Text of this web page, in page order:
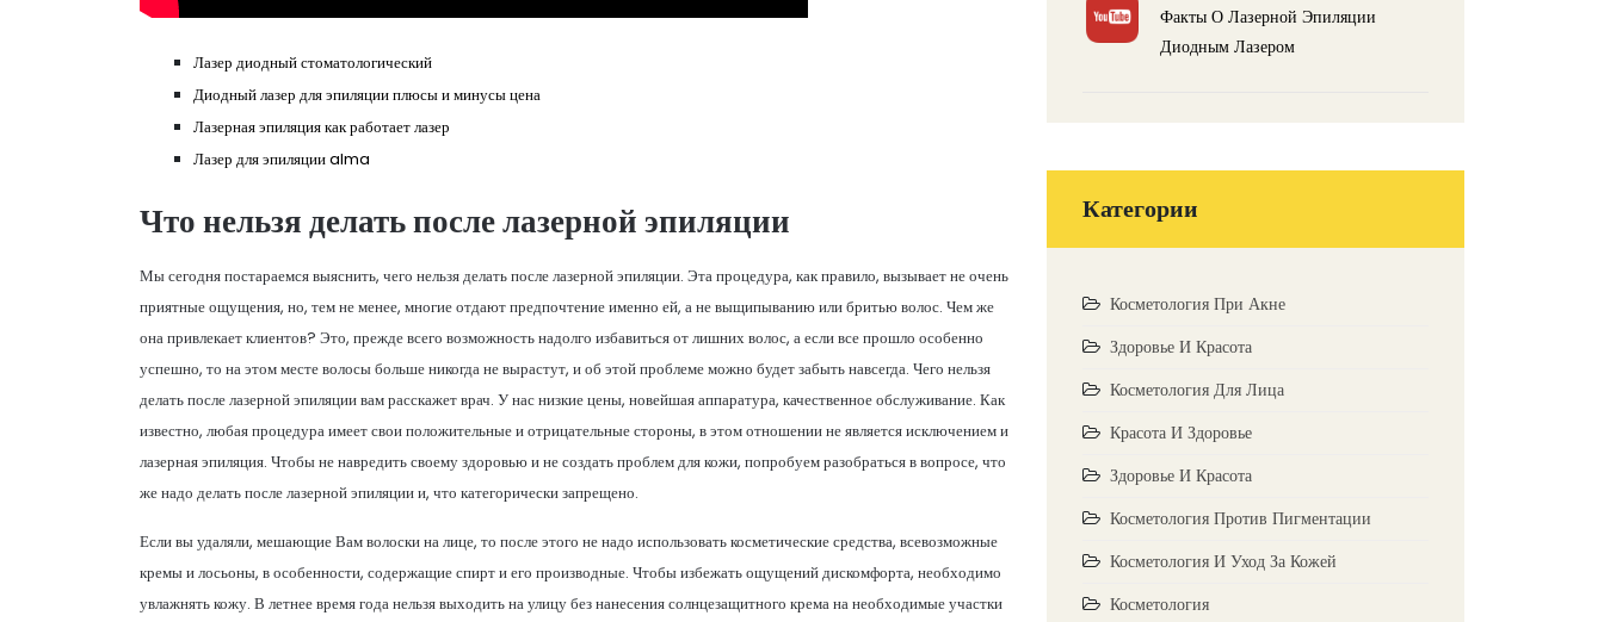
Лазер диодный стоматологический
Диодный лазер для эпиляции плюсы и минусы цена
Лазерная эпиляция как работает лазер
Лазер для эпиляции alma
Что нельзя делать после лазерной эпиляции
Мы сегодня постараемся выяснить, чего нельзя делать после лазерной эпиляции. Эта процедура, как правило, вызывает не очень
приятные ощущения, но, тем не менее, многие отдают предпочтение именно ей, а не выщипыванию или бритью волос. Чем же
она привлекает клиентов? Это, прежде всего возможность надолго избавиться от лишних волос, а если все прошло особенно
успешно, то на этом месте волосы больше никогда не вырастут, и об этой проблеме можно будет забыть навсегда. Чего нельзя
делать после лазерной эпиляции вам расскажет врач. У нас низкие цены, новейшая аппаратура, качественное обслуживание. Как
известно, любая процедура имеет свои положительные и отрицательные стороны, в этом отношении не является исключением и
лазерная эпиляция. Чтобы не навредить своему здоровью и не создать проблем для кожи, попробуем разобраться в вопросе, что
же надо делать после лазерной эпиляции и, что категорически запрещено.
Если вы удаляли, мешающие Вам волоски на лице, то после этого не надо использовать косметические средства, всевозможные
кремы и лосьоны, в особенности, содержащие спирт и его производные. Чтобы избежать ощущений дискомфорта, необходимо
увлажнять кожу. В летнее время года нельзя выходить на улицу без нанесения солнцезащитного крема на необходимые участки
Факты О Лазерной Эпиляции
Диодным Лазером
Категории
Косметология При Акне
Здоровье И Красота
Косметология Для Лица
Красота И Здоровье
Здоровье И Красота
Косметология Против Пигментации
Косметология И Уход За Кожей
Косметология